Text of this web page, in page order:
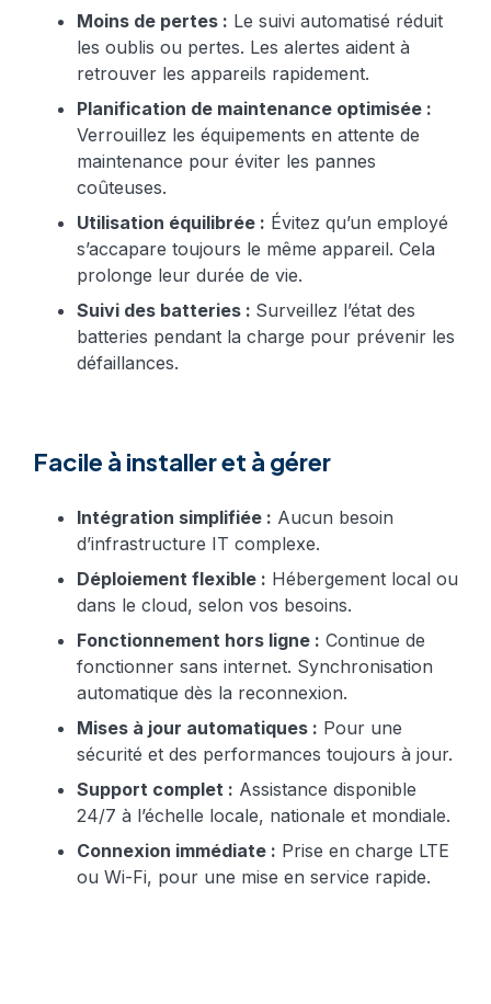
Moins de pertes : Le suivi automatisé réduit
les oublis ou pertes. Les alertes aident à
retrouver les appareils rapidement.
Planification de maintenance optimisée :
Verrouillez les équipements en attente de
maintenance pour éviter les pannes
coûteuses.
Utilisation équilibrée : Évitez qu’un employé
s’accapare toujours le même appareil. Cela
prolonge leur durée de vie.
Suivi des batteries : Surveillez l’état des
batteries pendant la charge pour prévenir les
défaillances.
Facile à installer et à gérer
Intégration simplifiée : Aucun besoin
d’infrastructure IT complexe.
Déploiement flexible : Hébergement local ou
dans le cloud, selon vos besoins.
Fonctionnement hors ligne : Continue de
fonctionner sans internet. Synchronisation
automatique dès la reconnexion.
Mises à jour automatiques : Pour une
sécurité et des performances toujours à jour.
Support complet : Assistance disponible
24/7 à l’échelle locale, nationale et mondiale.
Connexion immédiate : Prise en charge LTE
ou Wi-Fi, pour une mise en service rapide.